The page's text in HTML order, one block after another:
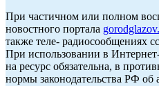
При частичном или полном
новостного портала
также теле- радиосообщениях
При использовании в
на ресурс обязательна, в
нормы законодательства РФ